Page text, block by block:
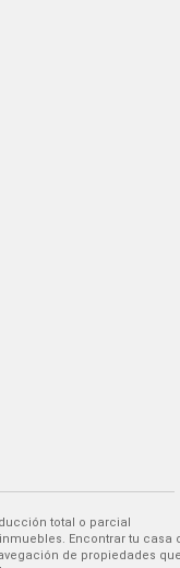
total o parcial
de propiedades